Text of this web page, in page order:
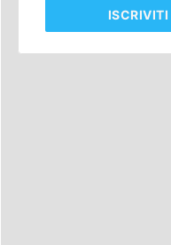
ISCRIVITI